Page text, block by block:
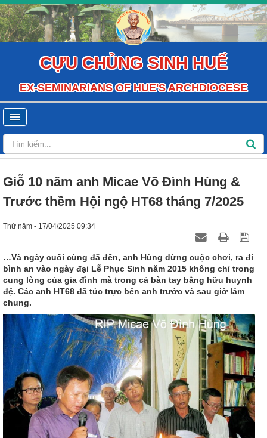
CỰU CHỦNG SINH HUẾ
EX-SEMINARIANS OF HUE'S ARCHDIOCESE
Giỗ 10 năm anh Micae Võ Đình Hùng &
Trước thềm Hội ngộ HT68 tháng 7/2025
Thứ năm - 17/04/2025 09:34
…Và ngày cuối cùng đã đến, anh Hùng dừng cuộc chơi, ra đi
bình an vào ngày đại Lễ Phục Sinh năm 2015 không chỉ trong
cung lòng của gia đình mà trong cả bàn tay bằng hữu huynh
đệ. Các anh HT68 đã túc trực bên anh trước và sau giờ lâm
chung.